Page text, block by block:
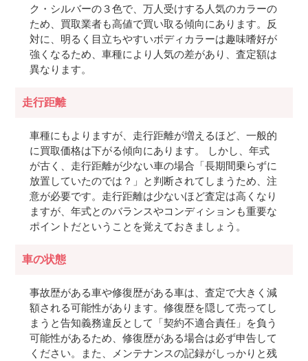
ク・シルバーの３色で、万人受けする人気のカラーの
ため、買取業者も高値で買い取る傾向にあります。反
対に、明るく目立ちやすいボディカラーは趣味嗜好が
強くなるため、車種により人気の差があり、査定額は
異なります。
走行距離
車種にもよりますが、走行距離が増えるほど、一般的
に買取価格は下がる傾向にあります。 しかし、年式
が古く、走行距離が少ない車の場合「長期間乗らずに
放置していたのでは？」と判断されてしまうため、注
意が必要です。走行距離は少ないほど査定は高くなり
ますが、年式とのバランスやコンディションも重要な
ポイントだということを覚えておきましょう。
車の状態
事故歴がある車や修復歴がある車は、査定で大きく減
額される可能性があります。修復歴を隠して売ってし
まうと告知義務違反として「契約不適合責任」を負う
可能性があるため、修復歴がある場合は必ず申告して
ください。また、メンテナンスの記録がしっかりと残